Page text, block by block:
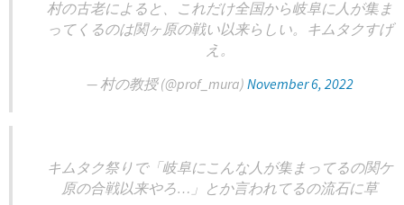
村の古老によると、これだけ全国から岐阜に人が集ま
ってくるのは関ヶ原の戦い以来らしい。キムタクすげ
え。
— 村の教授 (@prof_mura) November 6, 2022
キムタク祭りで「岐阜にこんな人が集まってるの関ケ
原の合戦以来やろ…」とか言われてるの流石に草